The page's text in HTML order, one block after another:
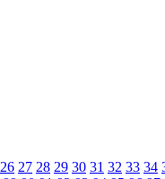
26 27 28 29 30 31 32 33 34